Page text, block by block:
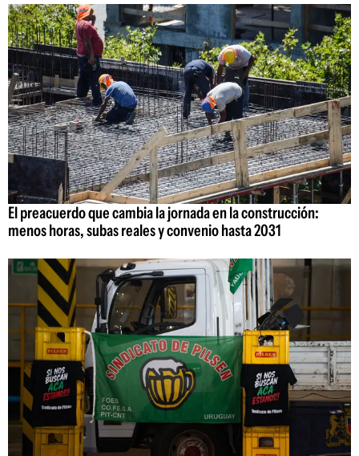
El preacuerdo que cambia la jornada en la construcción:
menos horas, subas reales y convenio hasta 2031